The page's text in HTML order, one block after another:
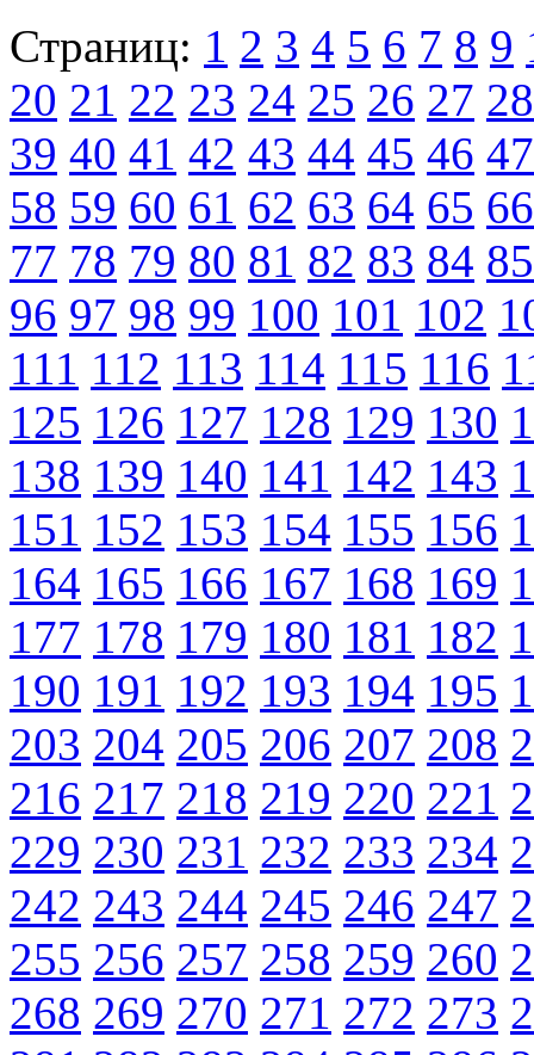
Страниц: 1 2 3 4 5 6 7 8 9
20 21 22 23 24 25 26 27 28
39 40 41 42 43 44 45 46 47
58 59 60 61 62 63 64 65 66
77 78 79 80 81 82 83 84 85
96 97 98 99 100 101 102
111 112 113 114 115 116
125 126 127 128 129 130
138 139 140 141 142 143
151 152 153 154 155 156
164 165 166 167 168 169
177 178 179 180 181 182
190 191 192 193 194 195
203 204 205 206 207 208
216 217 218 219 220 221
229 230 231 232 233 234
242 243 244 245 246 247
255 256 257 258 259 260
268 269 270 271 272 273